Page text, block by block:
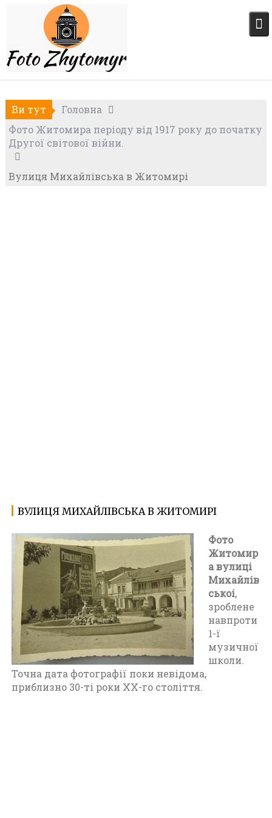
Ви тут
Головна
Фото Житомира періоду від 1917 року до початку
Другої світової війни.
Вулиця Михайлівська в Житомирі
22.01.2022
Ф
т
Ж
и
т
о
м
и
р
а
п
е
ВУЛИЦЯ МИХАЙЛІВСЬКА В ЖИТОМИРІ
Фото
Житомир
а вулиці
Михайлів
ськоі,
зроблене
навпроти
1-ї
музичної
школи.
Точна дата фотографії поки невідома,
приблизно 30-ті роки XX-го століття.